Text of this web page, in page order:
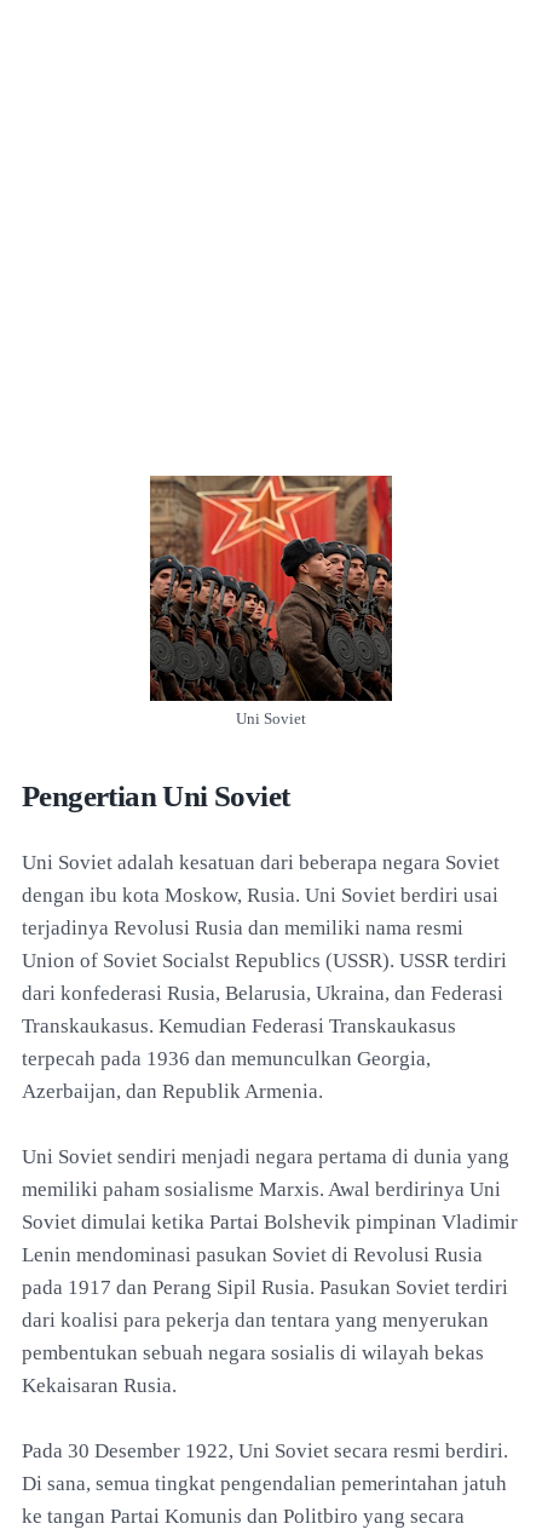
Uni Soviet
Pengertian Uni Soviet
Uni Soviet adalah kesatuan dari beberapa negara Soviet
dengan ibu kota Moskow, Rusia. Uni Soviet berdiri usai
terjadinya Revolusi Rusia dan memiliki nama resmi
Union of Soviet Socialst Republics (USSR). USSR terdiri
dari konfederasi Rusia, Belarusia, Ukraina, dan Federasi
Transkaukasus. Kemudian Federasi Transkaukasus
terpecah pada 1936 dan memunculkan Georgia,
Azerbaijan, dan Republik Armenia.
Uni Soviet sendiri menjadi negara pertama di dunia yang
memiliki paham sosialisme Marxis. Awal berdirinya Uni
Soviet dimulai ketika Partai Bolshevik pimpinan Vladimir
Lenin mendominasi pasukan Soviet di Revolusi Rusia
pada 1917 dan Perang Sipil Rusia. Pasukan Soviet terdiri
dari koalisi para pekerja dan tentara yang menyerukan
pembentukan sebuah negara sosialis di wilayah bekas
Kekaisaran Rusia.
Pada 30 Desember 1922, Uni Soviet secara resmi berdiri.
Di sana, semua tingkat pengendalian pemerintahan jatuh
ke tangan Partai Komunis dan Politbiro yang secara